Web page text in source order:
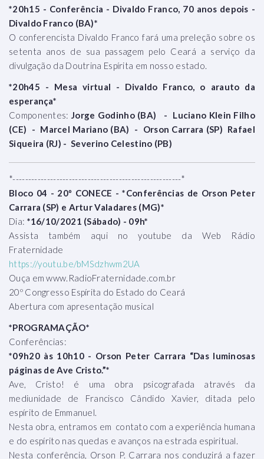
*20h15 - Conferência - Divaldo Franco, 70 anos depois -
Divaldo Franco (BA)*
O conferencista Divaldo Franco fará uma preleção sobre os
setenta anos de sua passagem pelo Ceará a serviço da
divulgação da Doutrina Espírita em nosso estado.
*20h45 - Mesa virtual - Divaldo Franco, o arauto da
esperança*
Componentes: Jorge Godinho (BA) - Luciano Klein Filho
(CE) - Marcel Mariano (BA) - Orson Carrara (SP) Rafael
Siqueira (RJ) - Severino Celestino (PB)
*------------------------------------------------------*
Bloco 04 - 20º CONECE - *Conferências de Orson Peter
Carrara (SP) e Artur Valadares (MG)*
Dia: *16/10/2021 (Sábado) - 09h*
Assista também aqui no youtube da Web Rádio
Fraternidade
https://youtu.be/bMSdzhwm2UA
Ouça em www.RadioFraternidade.com.br
20º Congresso Espírita do Estado do Ceará
Abertura com apresentação musical
*PROGRAMAÇÃO*
Conferências:
*09h20 às 10h10 - Orson Peter Carrara “Das luminosas
páginas de Ave Cristo.”*
Ave, Cristo! é uma obra psicografada através da
mediunidade de Francisco Cândido Xavier, ditada pelo
espírito de Emmanuel.
Nesta obra, entramos em contato com a experiência humana
e do espírito nas quedas e avanços na estrada espiritual.
Nesta conferência, Orson P. Carrara nos conduzirá a fazer